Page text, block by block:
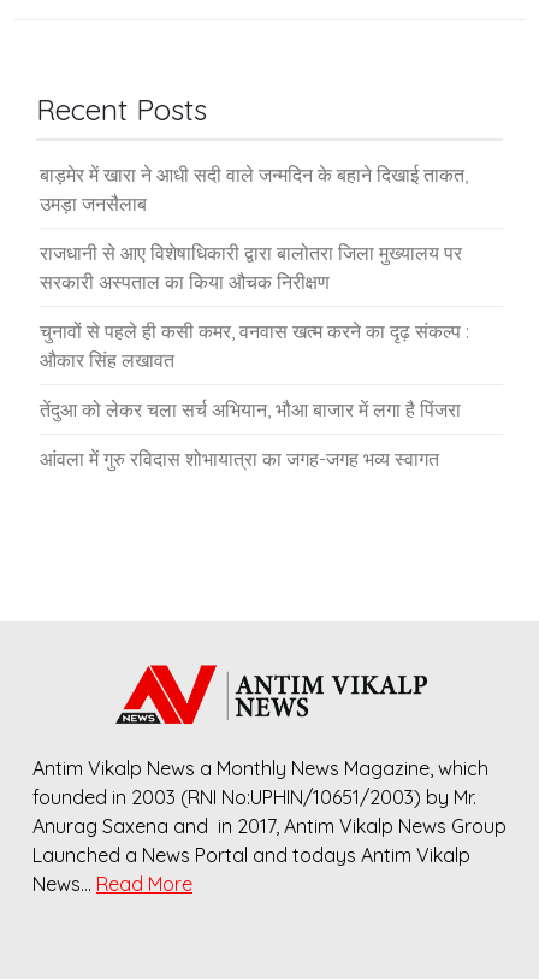
Recent Posts
बाड़मेर में खारा ने आधी सदी वाले जन्मदिन के बहाने दिखाई ताकत,
उमड़ा जनसैलाब
राजधानी से आए विशेषाधिकारी द्वारा बालोतरा जिला मुख्यालय पर
सरकारी अस्पताल का किया औचक निरीक्षण
चुनावों से पहले ही कसी कमर, वनवास खत्म करने का दृढ़ संकल्प :
औकार सिंह लखावत
तेंदुआ को लेकर चला सर्च अभियान, भौआ बाजार में लगा है पिंजरा
आंवला में गुरु रविदास शोभायात्रा का जगह-जगह भव्य स्वागत
Antim Vikalp News a Monthly News Magazine, which
founded in 2003 (RNI No:UPHIN/10651/2003) by Mr.
Anurag Saxena and in 2017, Antim Vikalp News Group
Launched a News Portal and todays Antim Vikalp
News… Read More